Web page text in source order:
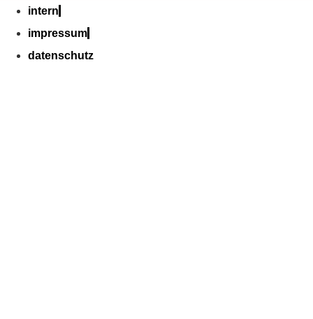
intern
impressum
datenschutz